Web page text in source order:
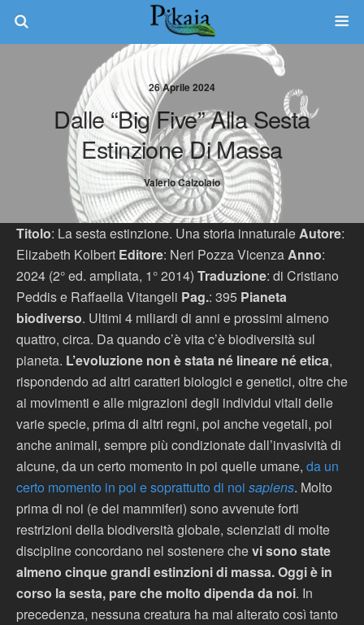
26 Aprile 2024
Dalle “big Five” Alla Sesta
Estinzione Di Massa
Valerio Calzolaio
Titolo: La sesta estinzione. Una storia innaturaleAutore:
Elizabeth Kolbert Editore: Neri Pozza VicenzaAnno:
2024 (2° ed. ampliata, 1° 2014) Traduzione: di Cristiano
Peddis e Raffaella Vitangeli Pag.: 395 Pianeta
biodiverso. Ultimi 4 miliardi di anni e prossimi almeno
quattro, circa. Da quando c’è vita c’è biodiversità sul
pianeta. L’evoluzione non è stata né lineare né etica,
rispondendo ad altri caratteri biologici e genetici, oltre che
ai movimenti e alle migrazioni degli individui vitali delle
varie specie, prima di altri regni, poi anche vegetali, poi
anche animali, sempre più condizionate dall’invasività di
alcune, da un certo momento in poi quelle umane, da un
certo momento in poi e soprattutto di noi sapiens. Molto
prima di noi (e dei mammiferi) sono avvenute forti
restrizioni della biodiversità globale, scienziati di molte
discipline concordano nel sostenere chevi sono state
almeno cinque grandi estinzioni di massa. Oggi è in
corso la sesta, pare che molto dipenda da noi. In
precedenza, nessuna creatura ha mai alterato così tanto